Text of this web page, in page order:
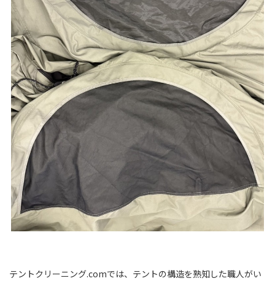
テントクリーニング.comでは、テントの構造を熟知した職人がい